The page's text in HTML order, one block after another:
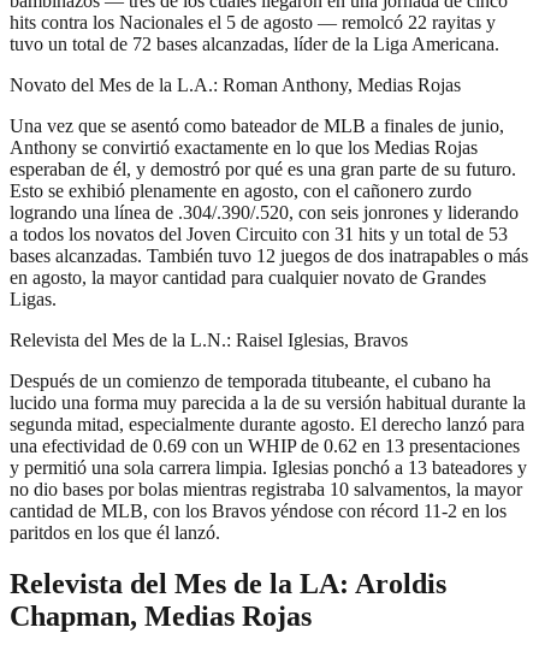
hits contra los Nacionales el 5 de agosto — remolcó 22 rayitas y
tuvo un total de 72 bases alcanzadas, líder de la Liga Americana.
Novato del Mes de la L.A.: Roman Anthony, Medias Rojas
Una vez que se asentó como bateador de MLB a finales de junio,
Anthony se convirtió exactamente en lo que los Medias Rojas
esperaban de él, y demostró por qué es una gran parte de su futuro.
Esto se exhibió plenamente en agosto, con el cañonero zurdo
logrando una línea de .304/.390/.520, con seis jonrones y liderando
a todos los novatos del Joven Circuito con 31 hits y un total de 53
bases alcanzadas. También tuvo 12 juegos de dos inatrapables o más
en agosto, la mayor cantidad para cualquier novato de Grandes
Ligas.
Relevista del Mes de la L.N.: Raisel Iglesias, Bravos
Después de un comienzo de temporada titubeante, el cubano ha
lucido una forma muy parecida a la de su versión habitual durante la
segunda mitad, especialmente durante agosto. El derecho lanzó para
una efectividad de 0.69 con un WHIP de 0.62 en 13 presentaciones
y permitió una sola carrera limpia. Iglesias ponchó a 13 bateadores y
no dio bases por bolas mientras registraba 10 salvamentos, la mayor
cantidad de MLB, con los Bravos yéndose con récord 11-2 en los
paritdos en los que él lanzó.
Relevista del Mes de la LA: Aroldis
Chapman, Medias Rojas